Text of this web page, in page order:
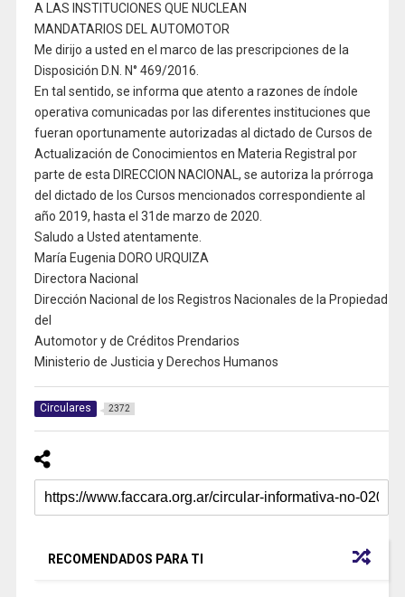
A LAS INSTITUCIONES QUE NUCLEAN
MANDATARIOS DEL AUTOMOTOR
Me dirijo a usted en el marco de las prescripciones de la
Disposición D.N. N° 469/2016.
En tal sentido, se informa que atento a razones de índole
operativa comunicadas por las diferentes instituciones que
fueran oportunamente autorizadas al dictado de Cursos de
Actualización de Conocimientos en Materia Registral por
parte de esta DIRECCION NACIONAL, se autoriza la prórroga
del dictado de los Cursos mencionados correspondiente al
año 2019, hasta el 31de marzo de 2020.
Saludo a Usted atentamente.
María Eugenia DORO URQUIZA
Directora Nacional
Dirección Nacional de los Registros Nacionales de la Propiedad
del
Automotor y de Créditos Prendarios
Ministerio de Justicia y Derechos Humanos
Circulares 2372
RECOMENDADOS PARA TI